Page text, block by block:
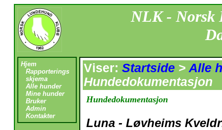
NLK - Norsk
Hjem
Rapporterings
skjema
Alle hunder
Mine hunder
Bruker
Admin
Kontakter
Viser: Startside > Alle
Hundedokumentasjon
Hundedokumentasjon
Luna - Løvheims